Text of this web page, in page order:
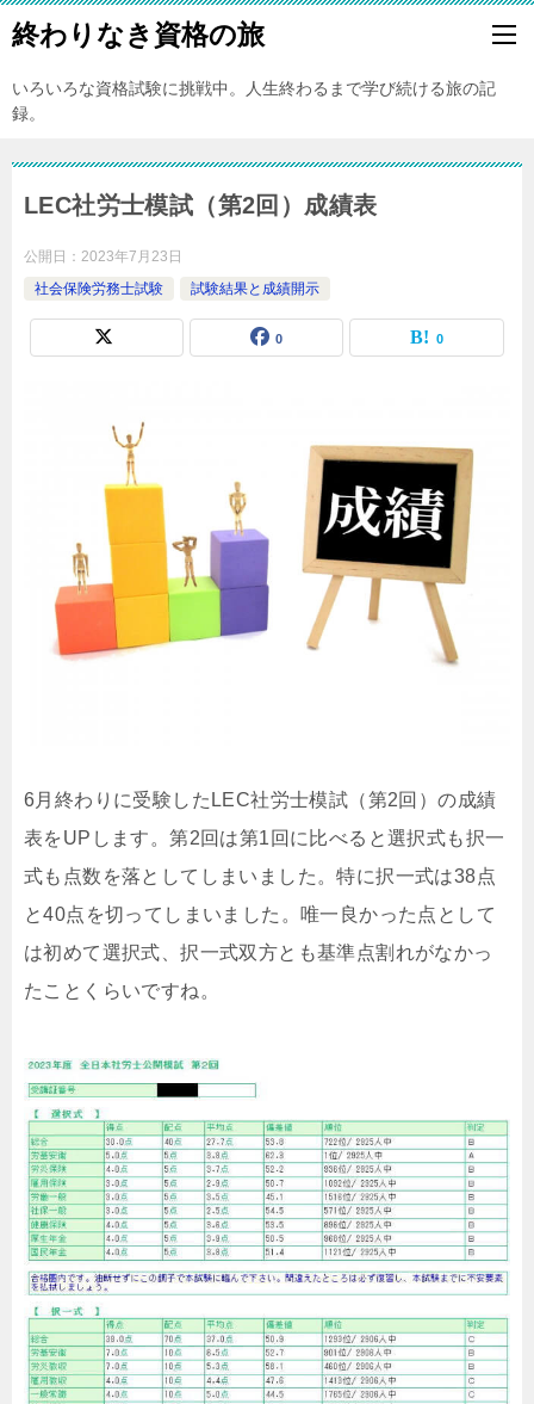
終わりなき資格の旅
いろいろな資格試験に挑戦中。人生終わるまで学び続ける旅の記
録。
LEC社労士模試（第2回）成績表
公開日： 2023年7月23日
社会保険労務士試験
試験結果と成績開示
0 0
6月終わりに受験したLEC社労士模試（第2回）の成績
表をUPします。第2回は第1回に比べると選択式も択一
式も点数を落としてしまいました。特に択一式は38点
と40点を切ってしまいました。唯一良かった点として
は初めて選択式、択一式双方とも基準点割れがなかっ
たことくらいですね。